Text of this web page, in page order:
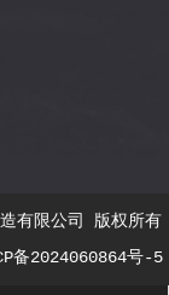
有限公司 版权所有
备2024060864号-5